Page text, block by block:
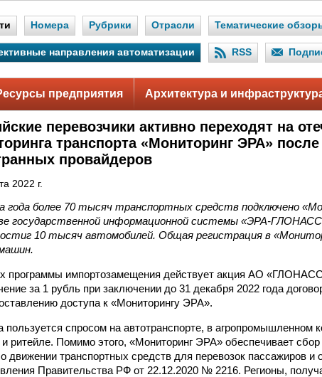
Номера Рубрики Отрасли Тематические
направления автоматизации RSS
предприятия Архитектура и
перевозчики активно переходят на
транспорта «Мониторинг ЭРА»
провайдеров
2022 г.
года более 70 тысяч транспортных средств подключено
государственной информационной системы «ЭРА-
10 тысяч автомобилей. Общая регистрация в
программы импортозамещения действует акция АО
за 1 рубль при заключении до 31 декабря 2022 года
доступа к «Мониторингу ЭРА».
пользуется спросом на автотранспорте, в агропромышленном
и ритейле. Помимо этого, «Мониторинг ЭРА» обеспечивает
движении транспортных средств для перевозок пассажиров и
Правительства РФ от 22.12.2020 № 2216. Регионы,